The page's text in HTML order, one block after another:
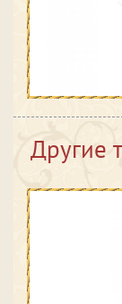
Другие